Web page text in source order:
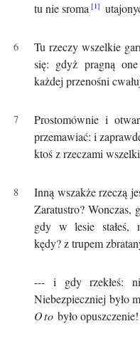
tu nie sroma
Tu rzeczy wszelkie
się: gdyż pragną
każdej przenośni
Prostomównie i
przemawiać: i
ktoś z rzeczami
Inną wszakże rzeczą
Zaratustro? Wonczas,
gdy w lesie stałeś,
kędy? z trupem
--- i gdy rzekłeś:
Niebezpieczniej było
Oto było opuszczenie!